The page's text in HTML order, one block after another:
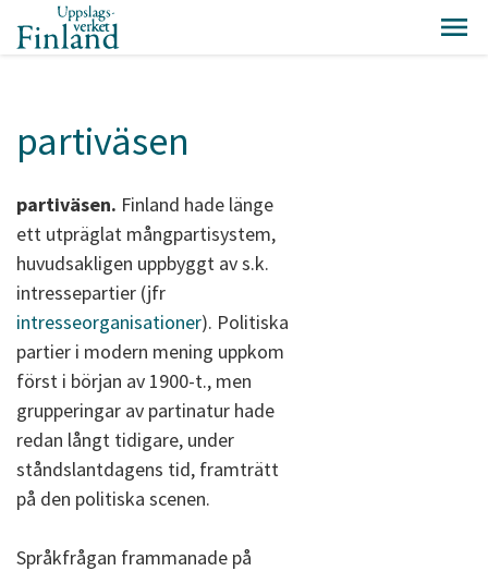
partiväsen
partiväsen. Finland hade länge
ett utpräglat mångpartisystem,
huvudsakligen uppbyggt av s.k.
intressepartier (jfr
intresseorganisationer). Politiska
partier i modern mening uppkom
först i början av 1900-t., men
grupperingar av partinatur hade
redan långt tidigare, under
ståndslantdagens tid, framträtt
på den politiska scenen.
Språkfrågan frammanade på